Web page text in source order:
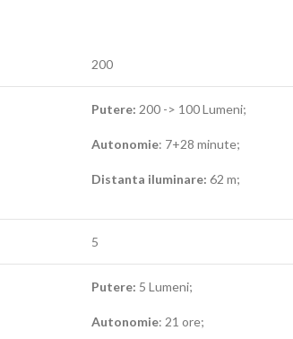
200
Putere: 200 -> 100 Lumeni;
Autonomie: 7+28 minute;
Distanta iluminare: 62 m;
5
Putere: 5 Lumeni;
Autonomie: 21 ore;